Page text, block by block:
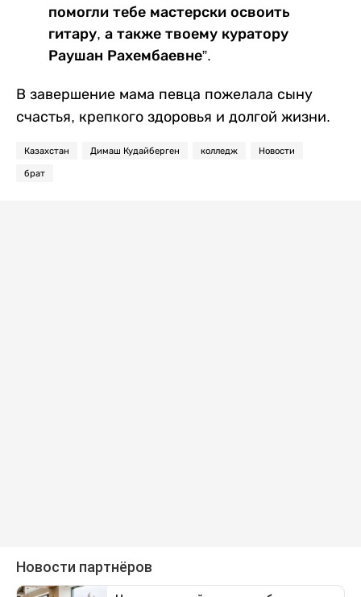
помогли тебе мастерски освоить
гитару, а также твоему куратору
Раушан Рахембаевне”.
В завершение мама певца пожелала сыну
счастья, крепкого здоровья и долгой жизни.
Казахстан Димаш Кудайберген колледж Новости
брат